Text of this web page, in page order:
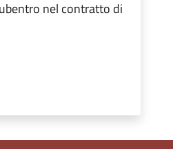
nel contratto di